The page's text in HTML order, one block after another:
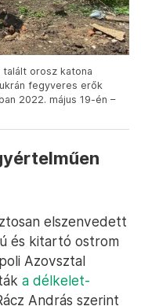
talált orosz katona
fegyveres erők
2022. május 19-én –
elszenvedett
és kitartó ostrom
Azovsztal
a délkelet-
András szerint